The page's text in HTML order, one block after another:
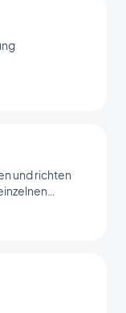
und richten
ein.